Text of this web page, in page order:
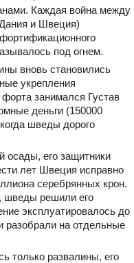
Каждая война между
и Швеция)
под огнем.
вновь становились
укрепления
занимался Густав
деньги (150000
шведы дорого
осады, его защитники
лет Швеция исправно
серебрянных крон.
шведы решили его
эксплуатировалось до
разобрали на отдельные
только развалины, его